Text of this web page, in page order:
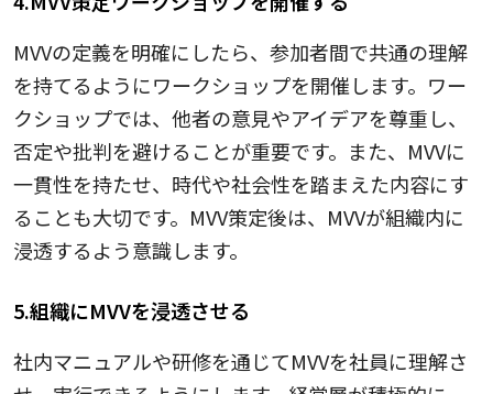
MVVの定義を明確にしたら、参加者間で共通の理解
を持てるようにワークショップを開催します。ワー
クショップでは、他者の意見やアイデアを尊重し、
否定や批判を避けることが重要です。また、MVVに
一貫性を持たせ、時代や社会性を踏まえた内容にす
ることも大切です。MVV策定後は、MVVが組織内に
浸透するよう意識します。
5.組織にMVVを浸透させる
社内マニュアルや研修を通じてMVVを社員に理解さ